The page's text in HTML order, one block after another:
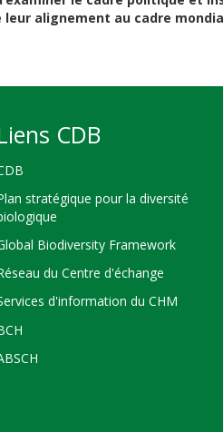
alignement au cadre
CDB
stratégique pour la diversité
Biodiversity Framework
du Centre d'échange
d'information du CHM